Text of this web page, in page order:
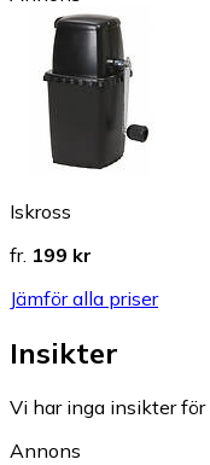
Iskross
fr. 199 kr
Jämför alla priser
Insikter
Vi har inga insikter
Annons